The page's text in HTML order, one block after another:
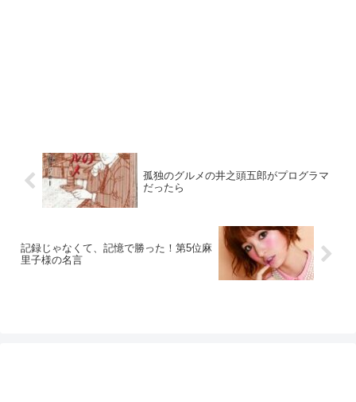
孤独のグルメの井之頭五郎がプログラマ
だったら
記録じゃなくて、記憶で勝った！第5位麻
里子様の名言